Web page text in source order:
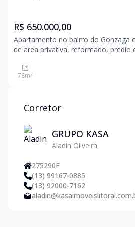
R$ 650.000,00
Apartamento no bairro do Gonzaga
de area privativa, reformado, predio
quartos, sala para 2 ambientes,
cozinha, area de serviço e
78m²
Corretor
GRUPO KASA
Aladin Oliveira
275290F
(13) 99167-0885
(13) 92000-7162